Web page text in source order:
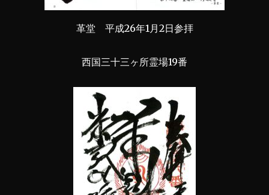
革堂 平成26年1月2日参拝
西国三十三ヶ所霊場19番